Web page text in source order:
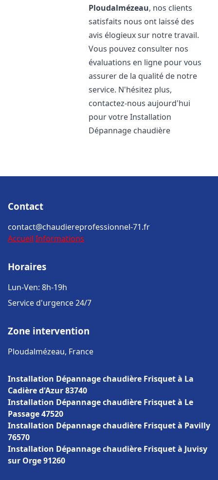
Ploudalmézeau, nos clients
satisfaits nous ont laissé des
avis élogieux sur notre travail.
Vous pouvez consulter nos
évaluations en ligne pour vous
assurer de la qualité de notre
service. N'hésitez plus,
contactez-nous aujourd'hui
pour votre Installation
Dépannage chaudière
Contact
contact@chaudiereprofessionnel-71.fr
Accueil Informations
Horaires
Lun-Ven: 8h-19h
Service d'urgence 24/7
Zone intervention
Ploudalmézeau, France
Installation Dépannage chaudière Frisquet à La
Cadière d'Azur 83740
Installation Dépannage chaudière Frisquet à Le
Passage 47520
Installation Dépannage chaudière Frisquet à Pavilly
76570
Installation Dépannage chaudière Frisquet à Juvisy
sur Orge 91260